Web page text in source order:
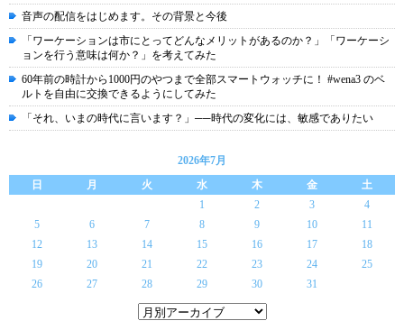
音声の配信をはじめます。その背景と今後
「ワーケーションは市にとってどんなメリットがあるのか？」「ワーケーシ
ョンを行う意味は何か？」を考えてみた
60年前の時計から1000円のやつまで全部スマートウォッチに！ #wena3 のベ
ルトを自由に交換できるようにしてみた
「それ、いまの時代に言います？」──時代の変化には、敏感でありたい
2026年7月
日
月 火 水 木 金
土
1
2 3
4
5
6 7 8 9 10
11
12
13 14 15 16 17
18
19
20 21 22 23 24
25
26
27 28 29 30 31